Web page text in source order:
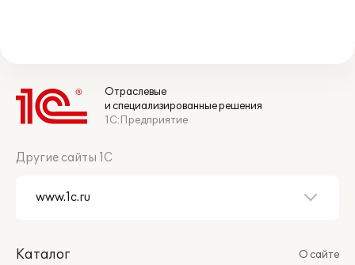
Отраслевые
и специализированные решения
1С:Предприятие
Другие сайты 1С
Каталог
О сайте